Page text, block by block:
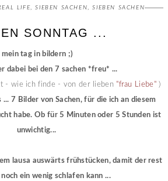
LIFE SIEBEN SACHEN
SIEBEN SACHEN
SONNTAG ...
mein tag in bildern ;)
dabei bei den 7 sachen *freu* ...
- wie ich finde - von der lieben "frau Liebe")
... 7 Bilder von Sachen, für die ich an diesem
habe. Ob für 5 Minuten oder 5 Stunden ist
unwichtig...
lausa auswärts frühstücken, damit der rest
ein wenig schlafen kann ...